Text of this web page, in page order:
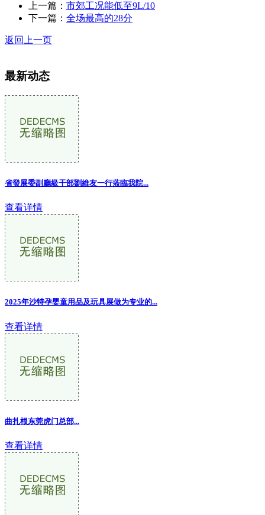
上一篇： 市郊工况能低至9L/10
下一篇： 全场最高的28分
返回上一页
最新动态
省發展委副廳級干部劉維友一行蒞臨我院...
查看详情
2025年沙特孕婴童用品及玩具展做为专业的...
查看详情
曲扎根东莞虎门总部...
查看详情